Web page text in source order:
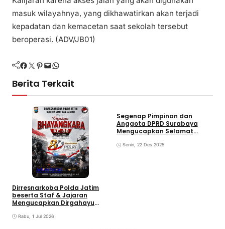
masuk wilayahnya, yang dikhawatirkan akan terjadi
kepadatan dan kemacetan saat sekolah tersebut
beroperasi. (ADV/JB01)
Facebook Twitter Pinterest Mail WhatsApp
Berita Terkait
advertorial
Dirresnarkoba Polda Jatim
beserta Staf & Jajaran
Mengucapkan Dirgahayu
Rabu, 1 Jul 2026
Segenap Pimpinan dan
Anggota DPRD Surabaya
Mengucapkan Selamat
Senin, 22 Des 2025